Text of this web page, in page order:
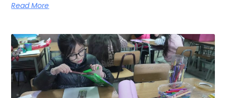
Read More